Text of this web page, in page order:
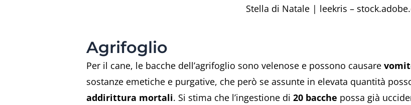
Stella di Natale | leekris –
Agrifoglio
Per il cane, le bacche dell’agrifoglio sono velenose e possono causare
sostanze emetiche e purgative, che però se assunte in elevata quantità
addirittura mortali. Si stima che l’ingestione di 20 bacche possa già